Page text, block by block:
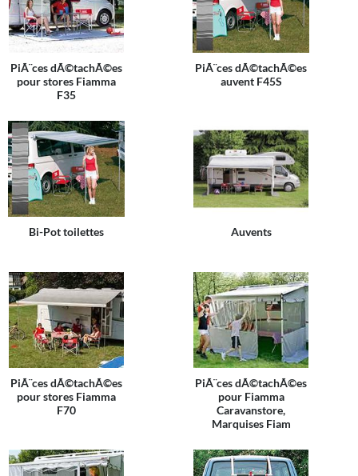
PiÃ¨ces dÃ©tachÃ©es
pour stores Fiamma
F35
PiÃ¨ces dÃ©tachÃ©es
auvent F45S
Bi-Pot toilettes Auvents
PiÃ¨ces dÃ©tachÃ©es
pour stores Fiamma
F70
PiÃ¨ces dÃ©tachÃ©es
pour Fiamma
Caravanstore,
Marquises Fiam